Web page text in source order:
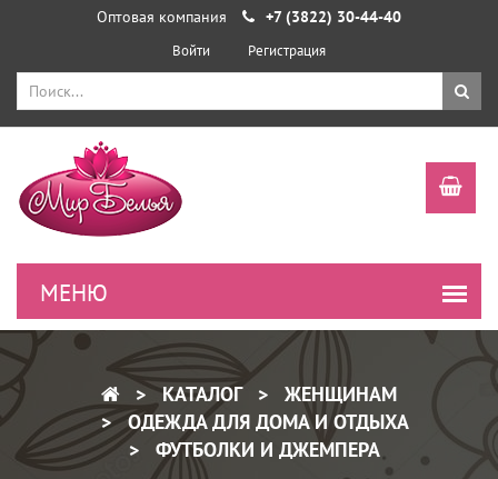
Оптовая компания +7 (3822) 30-44-40
Войти Регистрация
КАТАЛОГ
ЖЕНЩИНАМ
ОДЕЖДА ДЛЯ ДОМА И ОТДЫХА
ФУТБОЛКИ И ДЖЕМПЕРА